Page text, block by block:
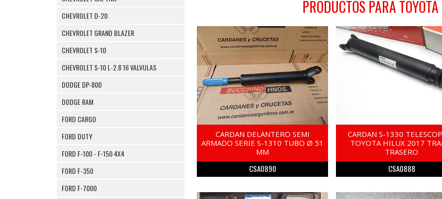
CHEVROLET D-20
CHEVROLET GRAND BLAZER
CHEVROLET S-10
CHEVROLET S-10 L-2.8 16 VALVULAS
DODGE DP-800
DODGE RAM
FORD CARGO
FORD DUTY
FORD F-100 - F-150 4X4
FORD F-350
FORD F-7000
PRODUCTOS PARA
CARDAN DELANTERO SEMI
ARMADO SERIE S-1310 TUBO Ø 51
MM
CSA0890
CARDAN S-1330
TOYOTA HILUX 2017
TRASERO
CSA0888